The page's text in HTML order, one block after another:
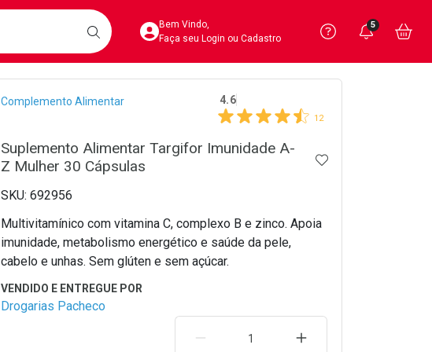
BUSCARAcesse sua Conta
Bem Vindo,
Faça seu Login ou Cadastro
Precisa
Ver Recursos
Você
5
Breadcrumb
Complemento Alimentar 4.6
12
Suplemento Alimentar Targifor Imunidade A-
Z Mulher 30 Cápsulas
ADICIONAR AOS
692956
Multivitamínico com vitamina C, complexo B e zinco. Apoia
imunidade, metabolismo energético e saúde da pele,
cabelo e unhas. Sem glúten e sem açúcar.
Drogarias Pacheco
REMOVER UMA UNIDADEAUMENTAR UMA